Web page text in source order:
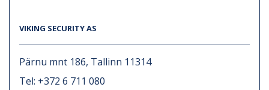
VIKING SECURITY AS
Pärnu mnt 186, Tallinn 11314
Tel: +372 6 711 080